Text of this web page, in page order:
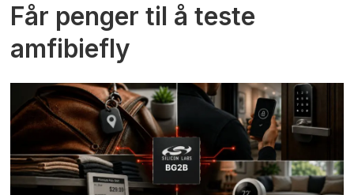
Får penger til å teste
amfibiefly